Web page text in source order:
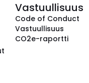
Vastuullisuus
Code of Conduct
Vastuullisuus
CO2e-raportti